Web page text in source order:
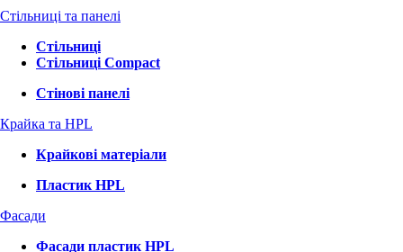
Стільниці та панелі
Стільниці
Стільниці Compact
Стінові панелі
Крайка та HPL
Крайкові матеріали
Пластик HPL
Фасади
Фасади пластик HPL